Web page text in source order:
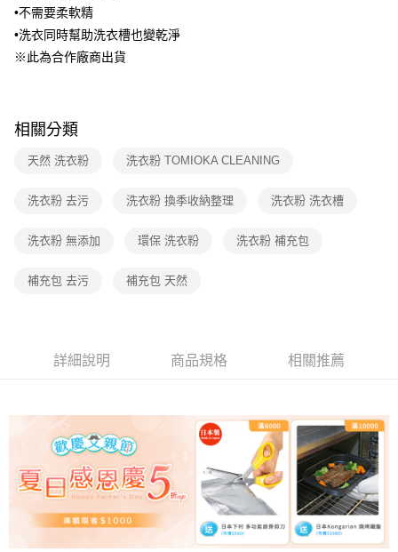
法說明評估內容。
1.分期款項不併入電信帳單，「大哥付你分期」於每月結算日後寄送繳費提
醒簡訊。
【注意事項】
1.本服務係由「台灣大哥大股份有限公司」（以下簡稱本公司）所提供，讓
用戶於交易時，得透過本服務購買商品或服務，並由商店將買賣／分期付款
買賣價金債權讓與本公司後，依約使用本公司帳單繳交帳款。
資料（包含姓名、電話或地址）提供予台灣大哥大進項蒐集、處理及利用，
3.完整用戶服務條款，請詳閱以下連結：
https://oppay.tw/userRule
•不需要柔軟精
•洗衣同時幫助洗衣槽也變乾淨
※此為合作廠商出貨
相關分類
天然 洗衣粉 洗衣粉 TOMIOKA CLEANING
洗衣粉 去污 洗衣粉 換季收納整理 洗衣粉 洗衣槽
洗衣粉 無添加 環保 洗衣粉 洗衣粉 補充包
補充包 去污 補充包 天然
詳細說明 商品規格 相關推薦